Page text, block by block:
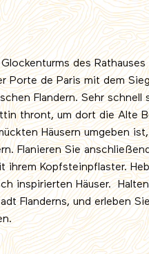
des
Porte de Paris mit dem
Flandern. Sehr
thront, um dort die Alte
Häusern umgeben
Flanieren Sie
ihrem Kopfsteinpflaster.
inspirierten Häuser.
Flanderns, und erleben